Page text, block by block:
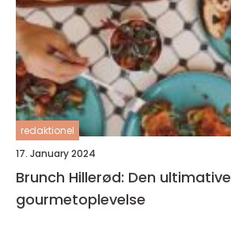
redaktionel
17. January 2024
Brunch Hillerød: Den ultimative
gourmetoplevelse